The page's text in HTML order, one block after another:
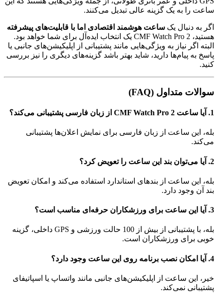
ساعت را به یک گزینه عالی تبدیل می‌کنند.
اگر به دنبال یک ساعت هوشمند اقتصادی اما با قابلیت‌های پیشرفته
هستید، CMF Watch Pro 2 یک انتخاب ایده‌آل برای شما خواهد بود.
البته اگر نیاز به ویژگی‌هایی مانند پشتیبانی از اپلیکیشن‌های جانبی یا
پاسخ به پیام‌ها دارید، شاید بهتر باشد گزینه‌های دیگری را نیز بررسی
کنید.
سوالات متداول (FAQ)
1. آیا ساعت CMF Watch Pro 2 از زبان فارسی پشتیبانی می‌کند؟
بله، این ساعت از زبان فارسی برای نمایش اعلان‌ها پشتیبانی
می‌کند.
2. آیا می‌توان بند این ساعت را تعویض کرد؟
بله، این ساعت از بندهای استاندارد استفاده می‌کند و امکان تعویض
بند آن وجود دارد.
3. آیا این ساعت برای ورزشکاران حرفه‌ای مناسب است؟
بله، با پشتیبانی از بیش از 100 حالت ورزشی و GPS داخلی، گزینه
خوبی برای ورزشکاران است.
4. آیا امکان نصب برنامه روی این ساعت وجود دارد؟
خیر، این ساعت از اپلیکیشن‌های جانبی مانند واتساپ یا اسپاتیفای
پشتیبانی نمی‌کند.